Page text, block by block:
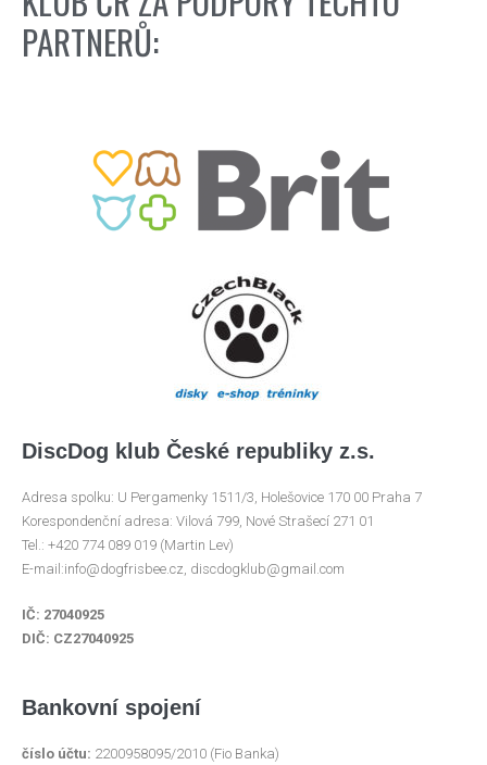
PARTNERŮ:
DiscDog klub České republiky z.s.
Adresa spolku: U Pergamenky 1511/3, Holešovice 170 00 Praha 7
Korespondenční adresa: Vilová 799, Nové Strašecí 271 01
Tel.: +420 774 089 019 (Martin Lev)
E-mail:info@dogfrisbee.cz, discdogklub@gmail.com
IČ: 27040925
DIČ: CZ27040925
Bankovní spojení
číslo účtu: 2200958095/2010 (Fio Banka)